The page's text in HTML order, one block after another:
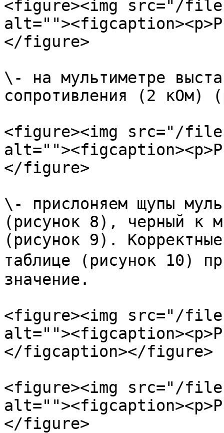
<figure><img src="/
</figure>
\- на мультиметре
сопротивления (2 кОм)
<figure><img src="/files/
</figure>
\- прислоняем щупы
(рисунок 8), черный к
(рисунок 9).
таблице (рисунок 10)
значение.
<figure><img src="/
</figcaption></figure>
<figure><img src="/
</figure>